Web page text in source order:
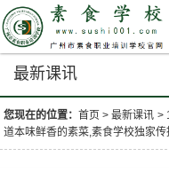
最新课讯
您现在的位置：首页 >最新课讯 >
道本味鲜香的素菜,素食学校独家传